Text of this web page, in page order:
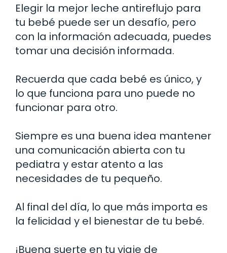
Elegir la mejor leche antireflujo para
tu bebé puede ser un desafío, pero
con la información adecuada, puedes
tomar una decisión informada.
Recuerda que cada bebé es único, y
lo que funciona para uno puede no
funcionar para otro.
Siempre es una buena idea mantener
una comunicación abierta con tu
pediatra y estar atento a las
necesidades de tu pequeño.
Al final del día, lo que más importa es
la felicidad y el bienestar de tu bebé.
¡Buena suerte en tu viaje de